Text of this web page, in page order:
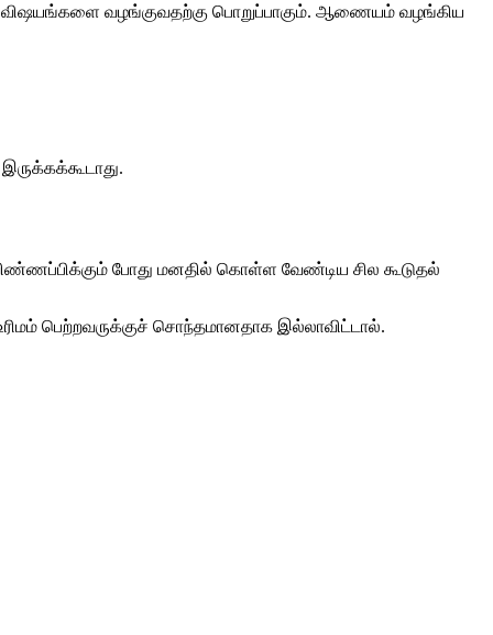
விஷயங்களை வழங்குவதற்கு பொறுப்பாகும். ஆணையம் வழங்கிய
போது மனதில் கொள்ள வேண்டிய சில கூடுதல்
பெற்றவருக்குச் சொந்தமானதாக இல்லாவிட்டால்.